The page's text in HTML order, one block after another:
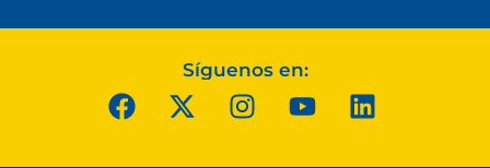
Síguenos en: